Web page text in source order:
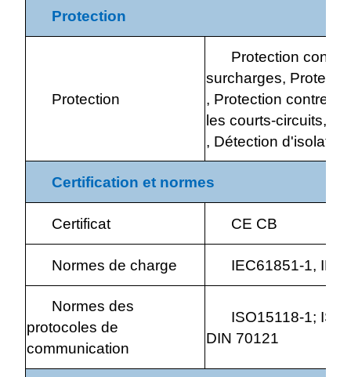
Protection
Protection
Protection
surcharges,
, Protection contre
les courts-
, Détection
Certification et normes
Certificat CE CB
Normes de charge IEC61851-1,
Normes des
protocoles de
communication
ISO15118-1;
DIN 70121